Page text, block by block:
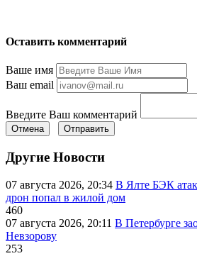
Оставить комментарий
Ваше имя
Ваш email
Введите Ваш комментарий
Отмена Отправить
Другие Новости
07 августа 2026, 20:34 В Ялте БЭК
дрон попал в жилой дом
460
07 августа 2026, 20:11 В Петербурге
Невзорову
253